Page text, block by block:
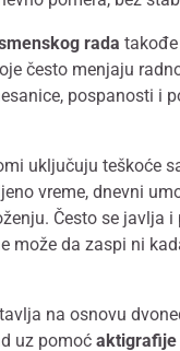
rada
često menjaju
pospanosti i
uključuju teškoće
vreme, dnevni
Često se javlja i
može da zaspi ni
na osnovu
uz pomoć aktigrafije